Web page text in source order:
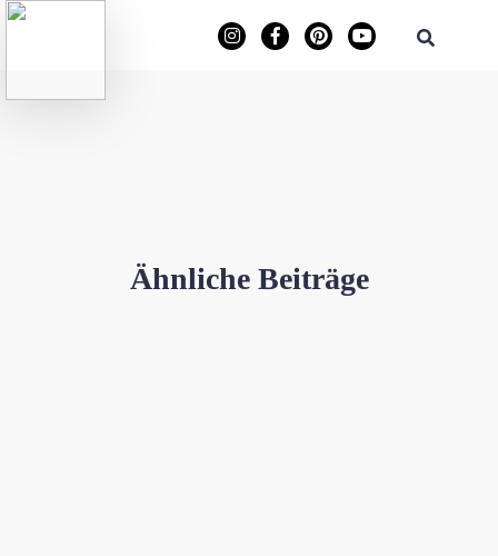
Ähnliche Beiträge